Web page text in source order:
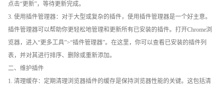
点击“更新”，等待更新完成。
3. 使用插件管理器：对于大型或复杂的插件，使用插件管理器是一个好主意。
插件管理器可以帮助你更轻松地管理和更新所有已安装的插件。打开Chrome浏
览器，进入“更多工具”>“插件管理器”。在这里，你可以查看已安装的插件列
表，并对其进行排序、删除或重新添加。
二、维护插件
1. 清理缓存：定期清理浏览器插件的缓存是保持浏览器性能的关键。这包括清